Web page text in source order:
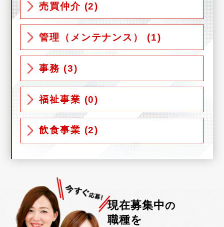
売買仲介 (2)
管理（メンテナンス） (1)
事務 (3)
福祉事業 (0)
飲食事業 (2)
現在募集中の
職種を